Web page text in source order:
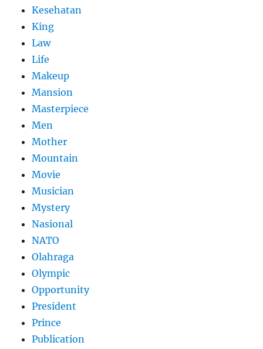
Kesehatan
King
Law
Life
Makeup
Mansion
Masterpiece
Men
Mother
Mountain
Movie
Musician
Mystery
Nasional
NATO
Olahraga
Olympic
Opportunity
President
Prince
Publication